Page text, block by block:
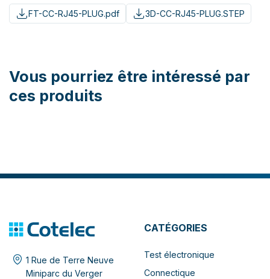
FT-CC-RJ45-PLUG.pdf 3D-CC-RJ45-PLUG.STEP
Vous pourriez être intéressé par
ces produits
1 Rue de Terre Neuve
Miniparc du Verger
CATÉGORIES
Test électronique
Connectique